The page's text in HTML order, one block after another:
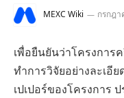
MEXC Wiki กรกฎา
เพื่อยืนยันว่าโครงการ
ทำการวิจัยอย่างละเอี
เปเปอร์ของโครงการ